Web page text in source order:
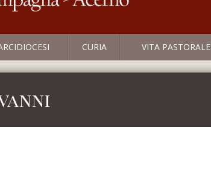
CURIA VITA PASTORALE